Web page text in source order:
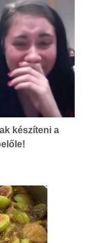
készíteni a